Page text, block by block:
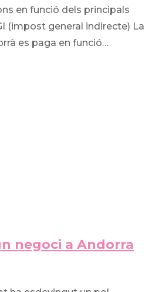
en funció dels principals
(impost general indirecte) La
es paga en funció…
negoci a Andorra